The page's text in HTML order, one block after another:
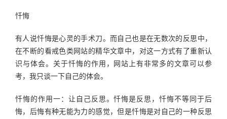
忏悔
有人说忏悔是心灵的手术刀。而自己也是在无数次的反思中，
在不断的看戒色类网站的精华文章中，对这一方式有了重新认
识与体会。关于忏悔的作用，网站上有非常多的文章可以参
考，我只谈一下自己的体会。
忏悔的作用一：让自己反思。忏悔是反思，忏悔不等同于后
悔，后悔有种无能为力的感觉，但是忏悔是对自己的一种反思